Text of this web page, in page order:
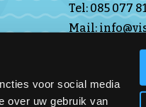
voor social media
over uw gebruik van
Tel: 085 077
Mail:
VNV-app